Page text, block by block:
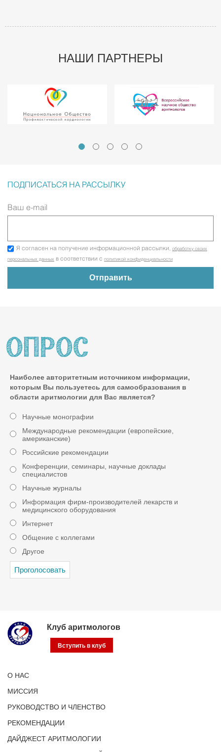
НАШИ ПАРТНЕРЫ
ПОДПИСАТЬСЯ НА РАССЫЛКУ
Ваш e-mail
Я согласен на получение информационной рассылки, обработку своих
персональных данных в соответствии с политикой конфиденциальности
Наиболее авторитетным источником информации,
которым Вы пользуетесь для самообразования в
области аритмологии для Вас является?
Научные монографии
Международные рекомендации (европейские,
американские)
Российские рекомендации
Конференции, семинары, научные доклады
специалистов
Научные журналы
Информация фирм-производителей лекарств и
медицинского оборудования
Интернет
Общение с коллегами
Другое
Клуб аритмологов
Вступить в клуб
О НАС
МИССИЯ
РУКОВОДСТВО И ЧЛЕНСТВО
РЕКОМЕНДАЦИИ
ДАЙДЖЕСТ АРИТМОЛОГИИ